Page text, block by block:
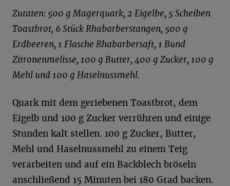
Zutaten: 500 g Magerquark, 2 Eigelbe, 5 Scheiben
Toastbrot, 6 Stück Rhabarberstangen, 500 g
Erdbeeren, 1 Flasche Rhabarbersaft, 1 Bund
Zitronenmelisse, 100 g Butter, 400 g Zucker, 100 g
Mehl und 100 g Haselnussmehl.
Quark mit dem geriebenen Toastbrot, dem
Eigelb und 100 g Zucker verrühren und einige
Stunden kalt stellen. 100 g Zucker, Butter,
Mehl und Haselnussmehl zu einem Teig
verarbeiten und auf ein Backblech bröseln
anschließend 15 Minuten bei 180 Grad backen.